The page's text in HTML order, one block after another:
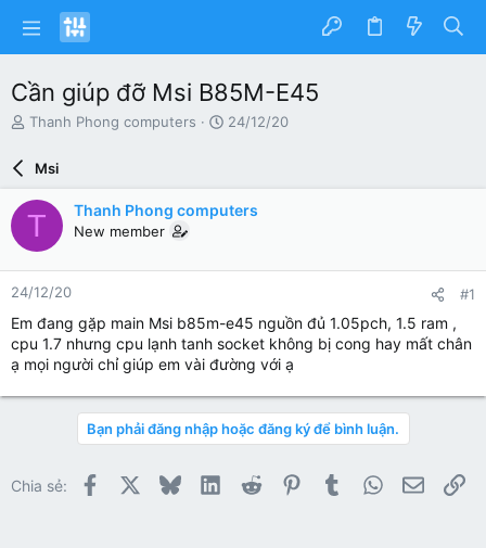
Cần giúp đỡ Msi B85M-E45
N
ư
ờ
i
k
h
ở
i
t
Thanh Phong computers
N
ử
24/12/20
Msi
T Thanh Phong computers
New member
24/12/20 #1
Em đang gặp main Msi b85m-e45 nguồn đủ 1.05pch, 1.5 ram ,
cpu 1.7 nhưng cpu lạnh tanh socket không bị cong hay mất chân
ạ mọi người chỉ giúp em vài đường với ạ
Bạn phải đăng nhập hoặc đăng ký để bình luận.
Chia sẻ: Facebook BlueskyLinkedInReddit PinterestTumblrWhatsApp
Email